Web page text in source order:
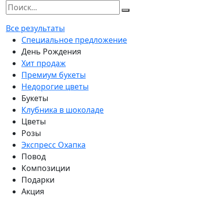
Все результаты
Специальное предложение
День Рождения
Хит продаж
Премиум букеты
Недорогие цветы
Букеты
Клубника в шоколаде
Цветы
Розы
Экспресс Охапка
Повод
Композиции
Подарки
Акция